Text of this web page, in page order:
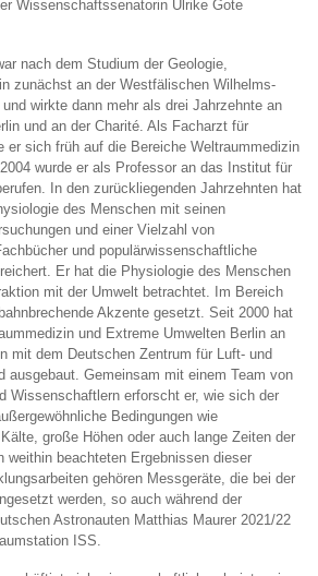
Wissenschaftssenatorin Ulrike Gote
nach dem Studium der Geologie,
zunächst an der Westfälischen Wilhelms-
wirkte dann mehr als drei Jahrzehnte an
und an der Charité. Als Facharzt für
er sich früh auf die Bereiche Weltraummedizin
wurde er als Professor an das Institut für
In den zurückliegenden Jahrzehnten hat
des Menschen mit seinen
und einer Vielzahl von
und populärwissenschaftliche
Er hat die Physiologie des Menschen
mit der Umwelt betrachtet. Im Bereich
Akzente gesetzt. Seit 2000 hat
und Extreme Umwelten Berlin an
mit dem Deutschen Zentrum für Luft- und
ausgebaut. Gemeinsam mit einem Team von
Wissenschaftlern erforscht er, wie sich der
Bedingungen wie
große Höhen oder auch lange Zeiten der
weithin beachteten Ergebnissen dieser
gehören Messgeräte, die bei der
werden, so auch während der
Astronauten Matthias Maurer 2021/22
ISS.